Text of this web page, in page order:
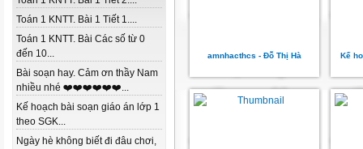
Toán 1 KNTT. Bài 1 Tiết 1....
Toán 1 KNTT. Bài Các số từ 0
đến 10...
Bài soạn hay. Cảm ơn thầy Nam
nhiều nhé ❤️❤️❤️❤️❤️❤️...
Kế hoạch bài soạn giáo án lớp 1
theo SGK...
Ngày hè không biết đi đâu chơi,
amnhacthcs - Đỗ Thị Hà Kế